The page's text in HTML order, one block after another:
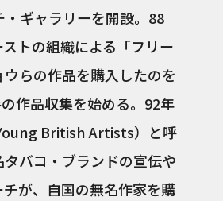
ギャラリーを開設。88
トの組織による「フリー
らの作品を購入したのを
作品収集を始める。92年
British Artists）と呼
バコ・ブランドの宣伝や
が、自国の無名作家を購